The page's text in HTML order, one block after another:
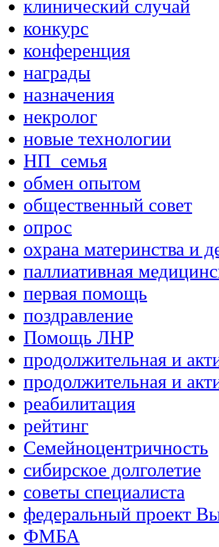
клинический случай
конкурс
конференция
награды
назначения
некролог
новые технологии
НП_семья
обмен опытом
общественный совет
опрос
охрана материнства и
паллиативная
первая помощь
поздравление
Помощь ЛНР
продолжительная и
продолжительная и
реабилитация
рейтинг
Семейноцентричность
сибирское долголетие
советы специалиста
федеральный проект
ФМБА